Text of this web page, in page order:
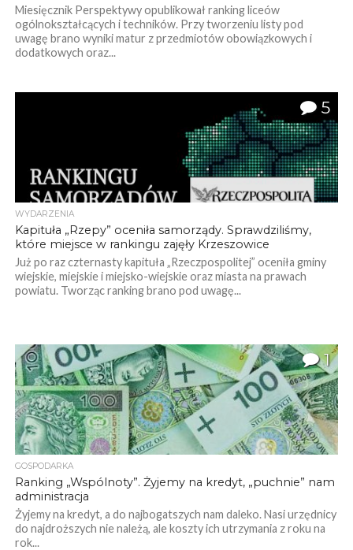
Miesięcznik Perspektywy opublikował ranking liceów
ogólnokształcących i techników. Przy tworzeniu listy pod
uwagę brano wyniki matur z przedmiotów obowiązkowych i
dodatkowych oraz...
5
WYDARZENIA
Kapituła „Rzepy” oceniła samorządy. Sprawdziliśmy,
które miejsce w rankingu zajęły Krzeszowice
Już po raz czternasty kapituła „Rzeczpospolitej” oceniła gminy
wiejskie, miejskie i miejsko-wiejskie oraz miasta na prawach
powiatu. Tworząc ranking brano pod uwagę...
1
GOSPODARKA
Ranking „Wspólnoty”. Żyjemy na kredyt, „puchnie” nam
administracja
Żyjemy na kredyt, a do najbogatszych nam daleko. Nasi urzędnicy
do najdroższych nie należą, ale koszty ich utrzymania z roku na
rok...